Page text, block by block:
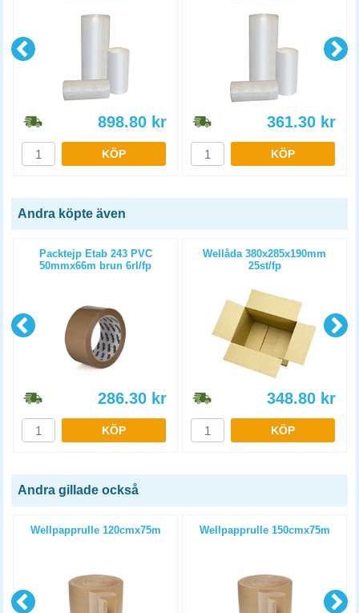
898.80 kr
KÖP
361.30 kr
KÖP
Andra köpte även
Packtejp Etab 243 PVC
50mmx66m brun 6rl/fp
286.30 kr
KÖP
Wellåda 380x285x190mm
25st/fp
348.80 kr
KÖP
Andra gillade också
Wellpapprulle 120cmx75m Wellpapprulle 150cmx75m